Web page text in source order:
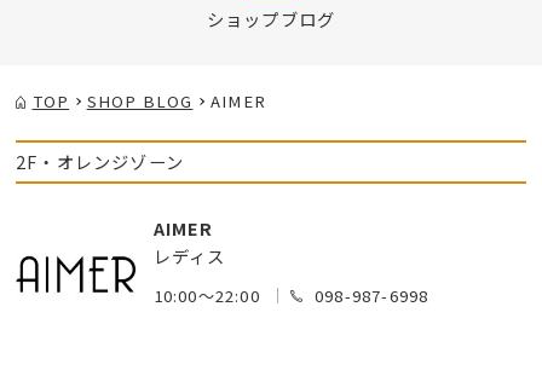
ショップブログ
TOP SHOP BLOG AIMER
2F・オレンジゾーン
AIMER
レディス
10:00～22:00 098-987-6998